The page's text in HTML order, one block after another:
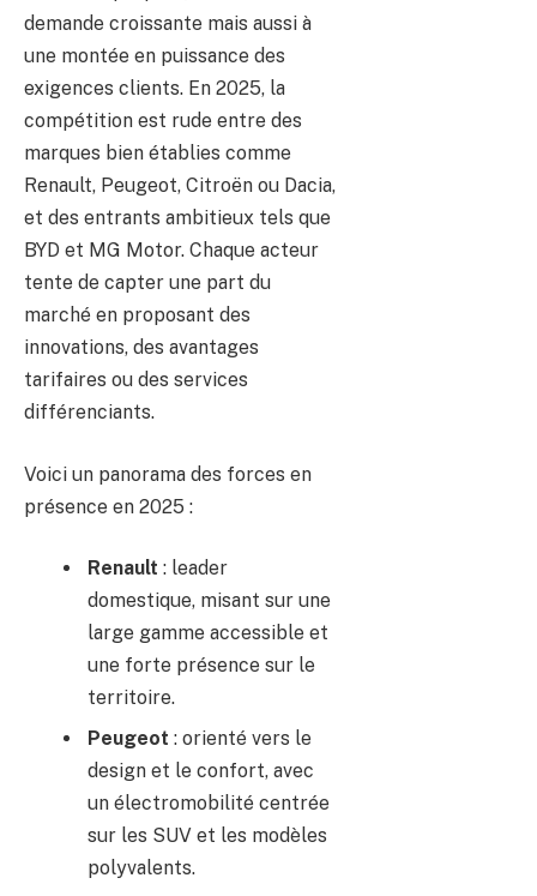
demande croissante mais aussi à
une montée en puissance des
exigences clients. En 2025, la
compétition est rude entre des
marques bien établies comme
Renault, Peugeot, Citroën ou Dacia,
et des entrants ambitieux tels que
BYD et MG Motor. Chaque acteur
tente de capter une part du
marché en proposant des
innovations, des avantages
tarifaires ou des services
différenciants.
Voici un panorama des forces en
présence en 2025 :
Renault : leader
domestique, misant sur une
large gamme accessible et
une forte présence sur le
territoire.
Peugeot : orienté vers le
design et le confort, avec
un électromobilité centrée
sur les SUV et les modèles
polyvalents.